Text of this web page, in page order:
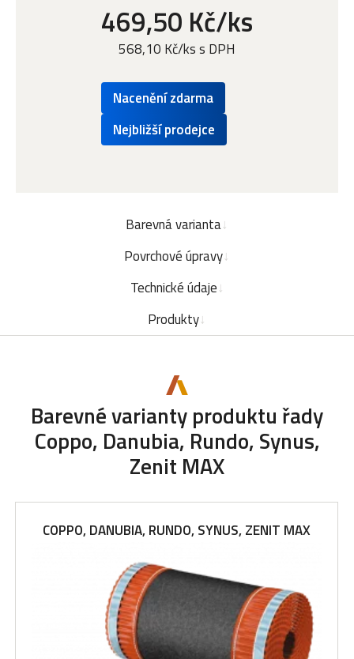
469,50 Kč/ks
568,10 Kč/ks s DPH
Nacenění zdarma
Nejbližší prodejce
Barevná varianta
Povrchové úpravy
Technické údaje
Produkty
Barevné varianty produktu řady
Coppo, Danubia, Rundo, Synus,
Zenit MAX
COPPO, DANUBIA, RUNDO, SYNUS, ZENIT MAX